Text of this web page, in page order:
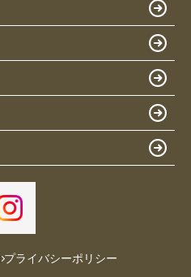
プライバシーポリシー